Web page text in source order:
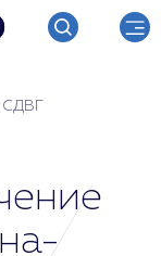
СДВГ